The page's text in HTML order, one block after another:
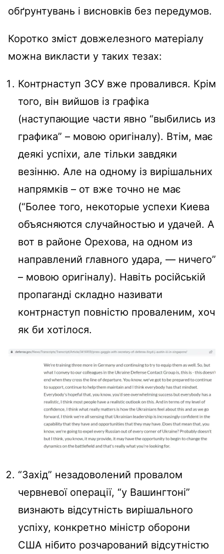
обґрунтувань і висновків без передумов.
Коротко зміст довжелезного матеріалу
можна викласти у таких тезах:
Контрнаступ ЗСУ вже провалився. Крім
того, він вийшов із графіка
(наступающие части явно “выбились из
графика” – мовою оригіналу). Втім, має
деякі успіхи, але тільки завдяки
везінню. Але на одному із вирішальних
напрямків – от вже точно не має
(“Более того, некоторые успехи Киева
объясняются случайностью и удачей. А
вот в районе Орехова, на одном из
направлений главного удара, — ничего”
– мовою оригіналу). Навіть російській
пропаганді складно називати
контрнаступ повністю проваленим, хоч
як би хотілося.
“Захід” незадоволений провалом
червневої операції, “у Вашингтоні”
визнають відсутність вирішального
успіху, конкретно міністр оборони
США нібито розчарований відсутністю